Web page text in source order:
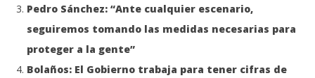
Pedro Sánchez: “Ante cualquier escenario,
seguiremos tomando las medidas necesarias para
proteger a la gente”
Bolaños: El Gobierno trabaja para tener cifras de